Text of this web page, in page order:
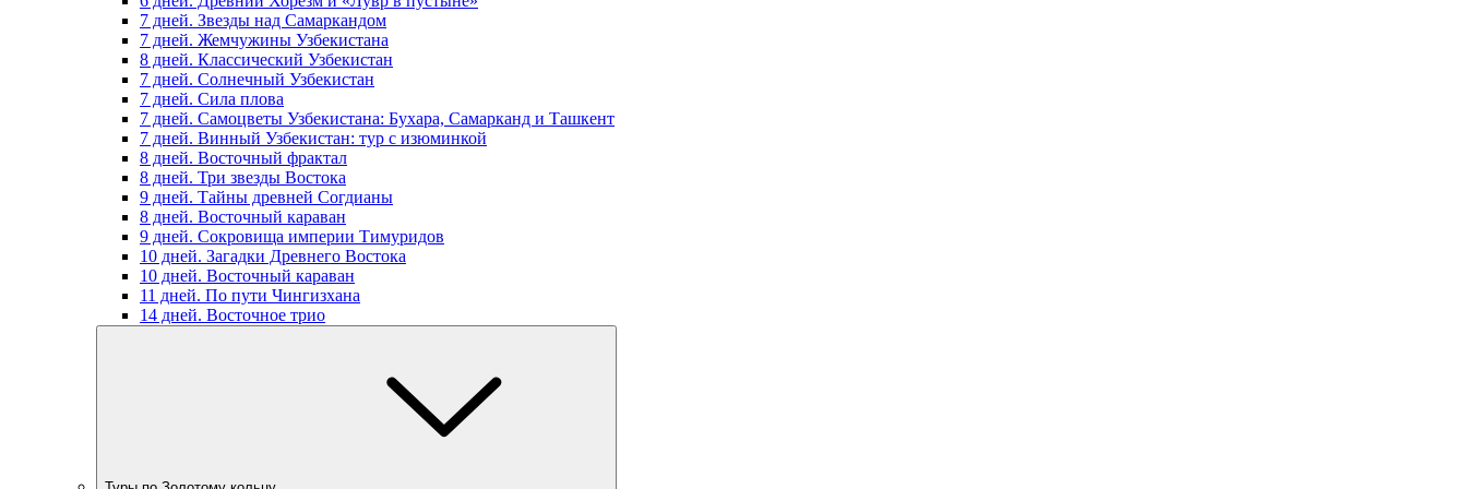
7 дней. Звезды над Самаркандом
7 дней. Жемчужины Узбекистана
8 дней. Классический Узбекистан
7 дней. Солнечный Узбекистан
7 дней. Сила плова
7 дней. Самоцветы Узбекистана: Бухара, Самарканд и Ташкент
7 дней. Винный Узбекистан: тур с изюминкой
8 дней. Восточный фрактал
8 дней. Три звезды Востока
9 дней. Тайны древней Согдианы
8 дней. Восточный караван
9 дней. Сокровища империи Тимуридов
10 дней. Загадки Древнего Востока
10 дней. Восточный караван
11 дней. По пути Чингизхана
14 дней. Восточное трио